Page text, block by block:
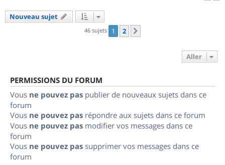
Nouveau sujet
46 sujets 1 2
Aller
PERMISSIONS DU FORUM
Vous ne pouvez pas publier de nouveaux sujets dans ce
forum
Vous ne pouvez pas répondre aux sujets dans ce forum
Vous ne pouvez pas modifier vos messages dans ce
forum
Vous ne pouvez pas supprimer vos messages dans ce
forum